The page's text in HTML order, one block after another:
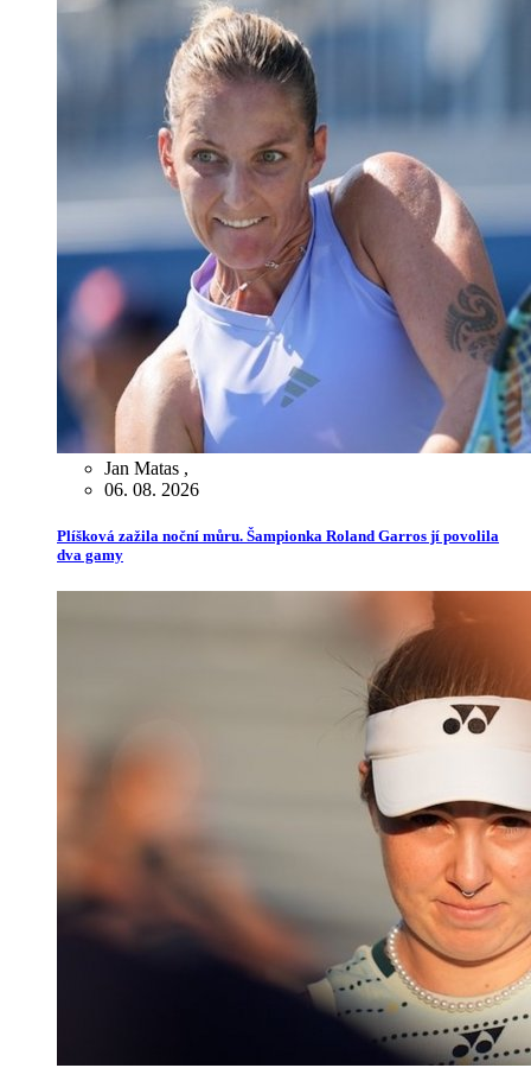
Jan Matas ,
06. 08. 2026
Plíšková zažila noční můru. Šampionka Roland Garros jí povolila
dva gamy